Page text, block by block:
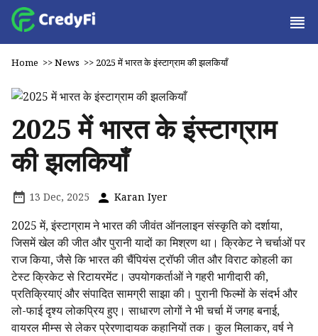
Home >>News >> 2025 में भारत के इंस्टाग्राम की झलकियाँ
2025 में भारत के इंस्टाग्राम
की झलकियाँ
13 Dec, 2025 Karan Iyer
2025 में, इंस्टाग्राम ने भारत की जीवंत ऑनलाइन संस्कृति को दर्शाया,
जिसमें खेल की जीत और पुरानी यादों का मिश्रण था। क्रिकेट ने चर्चाओं पर
राज किया, जैसे कि भारत की चैंपियंस ट्रॉफी जीत और विराट कोहली का
टेस्ट क्रिकेट से रिटायरमेंट। उपयोगकर्ताओं ने गहरी भागीदारी की,
प्रतिक्रियाएं और संपादित सामग्री साझा की। पुरानी फिल्मों के संदर्भ और
लो-फाई दृश्य लोकप्रिय हुए। साधारण लोगों ने भी चर्चा में जगह बनाई,
वायरल मीम्स से लेकर प्रेरणादायक कहानियों तक। कुल मिलाकर, वर्ष ने